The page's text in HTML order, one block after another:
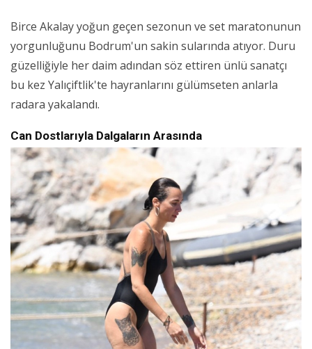
Birce Akalay yoğun geçen sezonun ve set maratonunun
yorgunluğunu Bodrum'un sakin sularında atıyor. Duru
güzelliğiyle her daim adından söz ettiren ünlü sanatçı
bu kez Yalıçiftlik'te hayranlarını gülümseten anlarla
radara yakalandı.
Can Dostlarıyla Dalgaların Arasında